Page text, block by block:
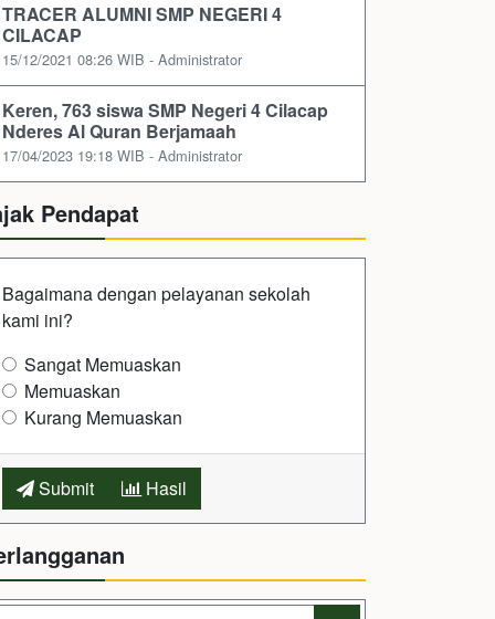
TRACER ALUMNI SMP NEGERI 4
CILACAP
15/12/2021 08:26 WIB - Administrator
Keren, 763 siswa SMP Negeri 4 Cilacap
Nderes Al Quran Berjamaah
17/04/2023 19:18 WIB - Administrator
Pendapat
Bagaimana dengan pelayanan sekolah
kami ini?
Sangat Memuaskan
Memuaskan
Kurang Memuaskan
Submit Hasil